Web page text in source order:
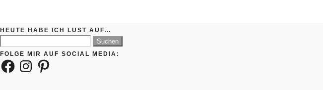
HEUTE HABE ICH LUST AUF…
nach:
FOLGE MIR AUF SOCIAL MEDIA:
FacebookInstagramPinterest